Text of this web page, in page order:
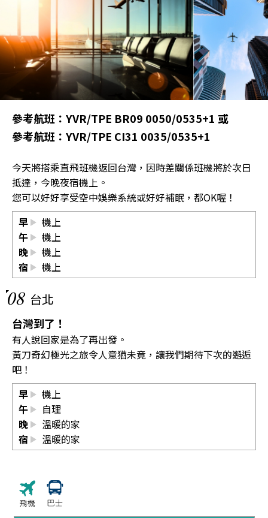
參考航班：YVR/TPE BR09 0050/0535+1 或
參考航班：YVR/TPE CI31 0035/0535+1
今天將搭乘直飛班機返回台灣，因時差關係班機將於次日
抵達，今晚夜宿機上。
您可以好好享受空中娛樂系統或好好補眠，都OK喔！
早
機上
午
機上
晚
機上
宿
機上
08 台北
台灣到了！
有人說回家是為了再出發。
黃刀奇幻極光之旅令人意猶未竟，讓我們期待下次的邂逅
吧！
早
機上
午
自理
晚
溫暖的家
宿
溫暖的家